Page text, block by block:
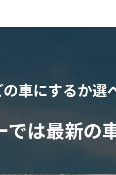
の車にするか
では最新の